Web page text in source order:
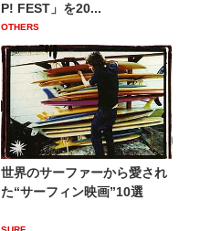
P! FEST」を20...
OTHERS
世界のサーファーから愛され
た“サーフィン映画”10選